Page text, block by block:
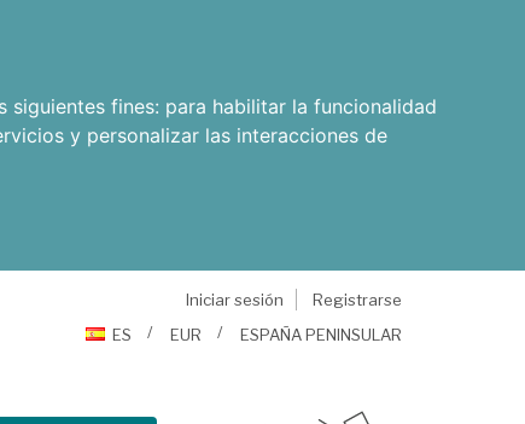
siguientes fines: para habilitar la funcionalidad
y personalizar las interacciones de
Iniciar sesión
Registrarse
ES
EUR ESPAÑA PENINSULAR